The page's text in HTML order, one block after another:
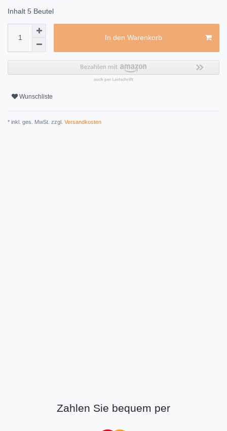
Inhalt 5 Beutel
In den Warenkorb
Wunschliste
* inkl. ges. MwSt. zzgl. Versandkosten
Zahlen Sie bequem per